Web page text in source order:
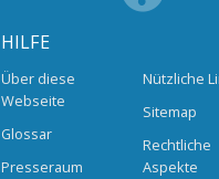
HILFE
Über diese
Webseite
Glossar
Presseraum
Nützliche
Sitemap
Rechtliche
Aspekte